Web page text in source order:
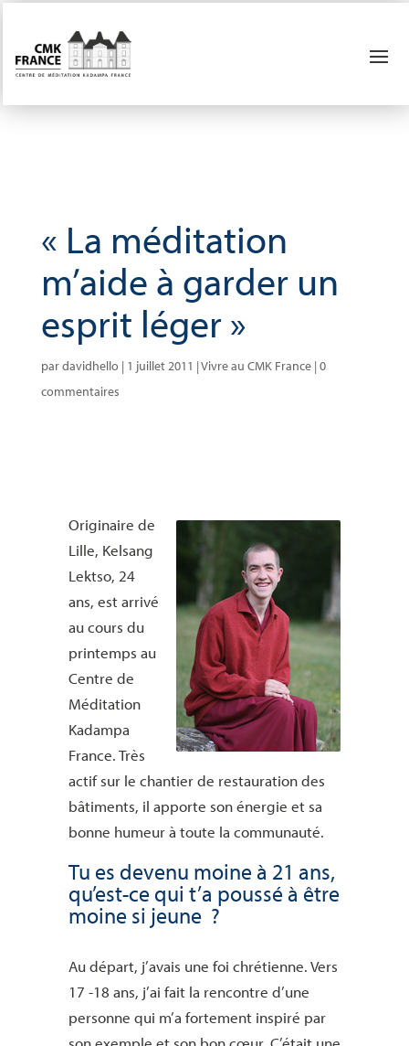
« La méditation
m’aide à garder un
esprit léger »
pardavidhello | 1 juillet 2011 |Vivre au CMK France| 0
commentaires
Originaire de
Lille, Kelsang
Lektso, 24
ans, est arrivé
au cours du
printemps au
Centre de
Méditation
Kadampa
France. Très
actif sur le chantier de restauration des
bâtiments, il apporte son énergie et sa
bonne humeur à toute la communauté.
Tu es devenu moine à 21 ans,
qu’est-ce qui t’a poussé à être
moine si jeune ?
Au départ, j’avais une foi chrétienne. Vers
17 -18 ans, j’ai fait la rencontre d’une
personne qui m’a fortement inspiré par